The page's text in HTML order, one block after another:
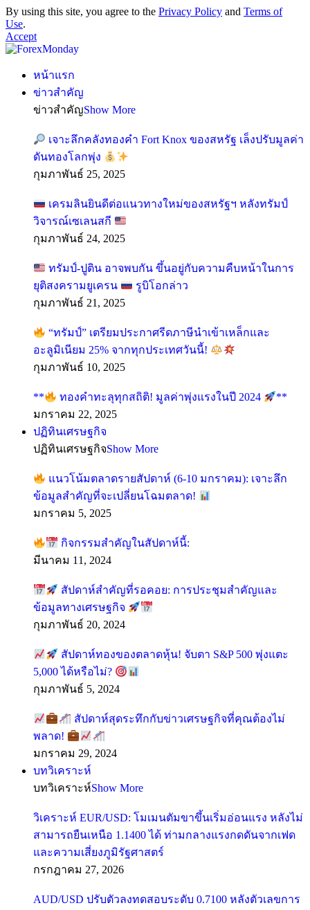
By using this site, you agree to the Privacy Policy and Terms of
Use.
Accept
หน้าแรก
ข่าวสำคัญ
ข่าวสำคัญShow More
เจาะลึกคลังทองคำ Fort Knox ของสหรัฐ เล็งปรับมูลค่า
ดันทองโลกพุ่ง
กุมภาพันธ์ 25, 2025
เครมลินยินดีต่อแนวทางใหม่ของสหรัฐฯ หลังทรัมป์
วิจารณ์เซเลนสกี
กุมภาพันธ์ 24, 2025
ทรัมป์-ปูติน อาจพบกัน ขึ้นอยู่กับความคืบหน้าในการ
ยุติสงครามยูเครน
รูบิโอกล่าว
กุมภาพันธ์ 21, 2025
“ทรัมป์” เตรียมประกาศรีดภาษีนำเข้าเหล็กและ
อะลูมิเนียม 25% จากทุกประเทศวันนี้!
กุมภาพันธ์ 10, 2025
** ทองคำทะลุทุกสถิติ! มูลค่าพุ่งแรงในปี 2024
**
มกราคม 22, 2025
ปฏิทินเศรษฐกิจ
ปฏิทินเศรษฐกิจShow More
แนวโน้มตลาดรายสัปดาห์ (6-10 มกราคม): เจาะลึก
ข้อมูลสำคัญที่จะเปลี่ยนโฉมตลาด!
มกราคม 5, 2025
กิจกรรมสำคัญในสัปดาห์นี้:
มีนาคม 11, 2024
สัปดาห์สำคัญที่รอคอย: การประชุมสำคัญและ
ข้อมูลทางเศรษฐกิจ
กุมภาพันธ์ 20, 2024
สัปดาห์ทองของตลาดหุ้น! จับตา S&P 500 พุ่งแตะ
5,000 ได้หรือไม่?
กุมภาพันธ์ 5, 2024
สัปดาห์สุดระทึกกับข่าวเศรษฐกิจที่คุณต้องไม่
พลาด!
มกราคม 29, 2024
บทวิเคราะห์
บทวิเคราะห์Show More
วิเคราะห์ EUR/USD: โมเมนตัมขาขึ้นเริ่มอ่อนแรง หลังไม่
สามารถยืนเหนือ 1.1400 ได้ ท่ามกลางแรงกดดันจากเฟด
และความเสี่ยงภูมิรัฐศาสตร์
กรกฎาคม 27, 2026
AUD/USD ปรับตัวลงทดสอบระดับ 0.7100 หลังตัวเลขการ